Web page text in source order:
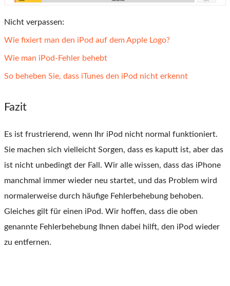
Nicht verpassen:
Wie fixiert man den iPod auf dem Apple Logo?
Wie man iPod-Fehler behebt
So beheben Sie, dass iTunes den iPod nicht erkennt
Fazit
Es ist frustrierend, wenn Ihr iPod nicht normal funktioniert.
Sie machen sich vielleicht Sorgen, dass es kaputt ist, aber das
ist nicht unbedingt der Fall. Wir alle wissen, dass das iPhone
manchmal immer wieder neu startet, und das Problem wird
normalerweise durch häufige Fehlerbehebung behoben.
Gleiches gilt für einen iPod. Wir hoffen, dass die oben
genannte Fehlerbehebung Ihnen dabei hilft, den iPod wieder
zu entfernen.